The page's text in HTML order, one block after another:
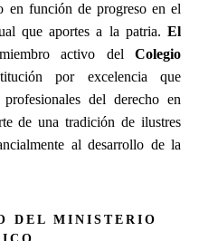
en función de progreso en el
que aportes a la patria. El
activo delColegio
por excelencia que
del derecho en
de una tradición de ilustres
al desarrollo de la
DEL MINISTERIO